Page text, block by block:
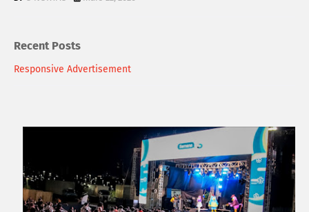
Recent Posts
Responsive Advertisement